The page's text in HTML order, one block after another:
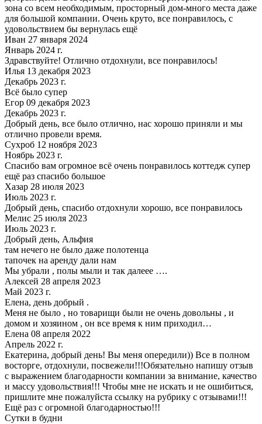
зона со всем необходимым, просторный дом-много места даже
для большой компании. Очень круто, все понравилось, с
удовольствием бы вернулась ещё
Иван 27 января 2024
Январь 2024 г.
Здравствуйте! Отлично отдохнули, все понравилось!
Илья 13 декабря 2023
Декабрь 2023 г.
Всё было супер
Егор 09 декабря 2023
Декабрь 2023 г.
Добрый день, все было отлично, нас хорошо приняли и мы
отлично провели время.
Сухроб 12 ноября 2023
Ноябрь 2023 г.
Спасибо вам огромное всё очень понравилось коттедж супер
ещё раз спасибо большое
Хазар 28 июля 2023
Июль 2023 г.
Добрый день, спасибо отдохнули хорошо, все понравилось
Мелис 25 июля 2023
Июль 2023 г.
Добрый день, Альфия
там нечего не было даже полотенца
тапочек на аренду дали нам
Мы убрали , полы мыли и так далеее ….
Алексей 28 апреля 2023
Май 2023 г.
Елена, день добрый .
Меня не было , но товарищи были не очень довольны , и
домом и хозяином , он все время к ним приходил…
Елена 08 апреля 2022
Апрель 2022 г.
Екатерина, добрый день! Вы меня опередили)) Все в полном
восторге, отдохнули, посвежели!!!Обязательно напишу отзыв
с выражением благодарности компании за внимание, качество
и массу удовольствия!!! Чтобы мне не искать и не ошибиться,
пришлите мне пожалуйста ссылку на рубрику с отзывами!!!
Ещё раз с огромной благодарностью!!!
Сутки в будни